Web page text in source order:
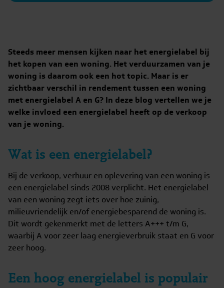
Steeds meer mensen kijken naar het energielabel bij
het kopen van een woning. Het verduurzamen van je
woning is daarom ook een hot topic. Maar is er
zichtbaar verschil in rendement tussen een woning
met energielabel A en G? In deze blog vertellen we je
welke invloed een energielabel heeft op de verkoop
van je woning.
Wat is een energielabel?
Bij de verkoop, verhuur en oplevering van een woning is
een energielabel sinds 2008 verplicht. Het energielabel
van een woning zegt iets over hoe zuinig,
milieuvriendelijk en/of energiebesparend de woning is.
Dit wordt gekenmerkt met de letters A+++ t/m G,
waarbij A voor zeer laag energieverbruik staat en G voor
zeer hoog.
Een hoog energielabel is populair